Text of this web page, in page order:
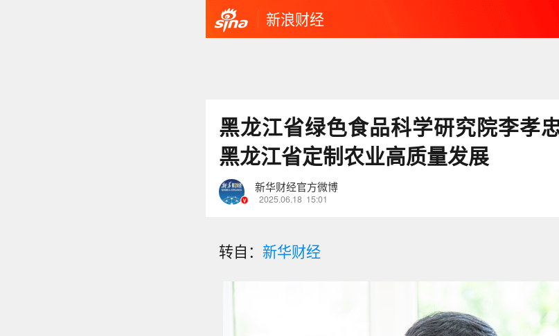
新浪财经
黑龙江省绿色食品科学研究院李孝
黑龙江省定制农业高质量发展
新华财经官方微博
2025.06.18 15:01
转自： 新华财经